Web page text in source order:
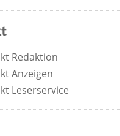
Redaktion
Anzeigen
Leserservice